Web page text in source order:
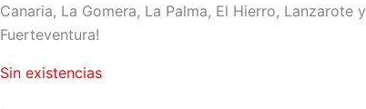
Canaria, La Gomera, La Palma, El Hierro, Lanzarote y
Fuerteventura!
Sin existencias